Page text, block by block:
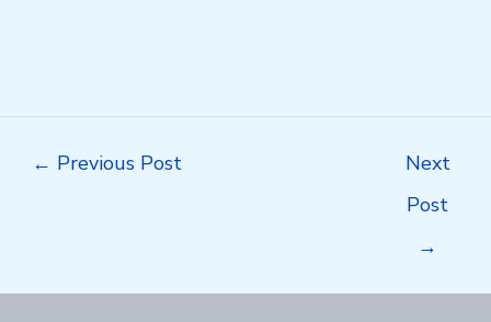
← Previous Post
Next
Post
→